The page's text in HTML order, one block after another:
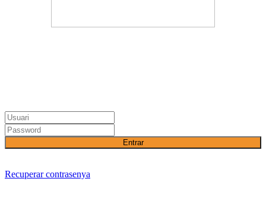
Entrar
Recuperar contrasenya